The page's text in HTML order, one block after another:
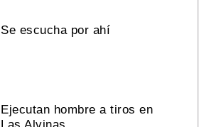
Se escucha por ahí
Ejecutan hombre a tiros en